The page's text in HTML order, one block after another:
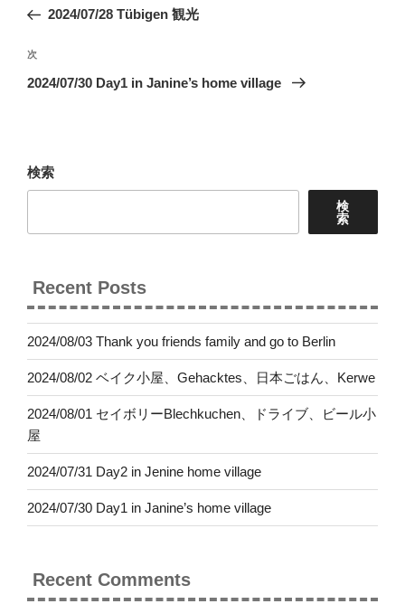
ナ
ビ
ゲ
ン
の
稿
2024/07/28 Tübigen 観光
次
の
次
2024/07/30 Day1 in Janine’s home village
検索
検
索
Recent Posts
2024/08/03 Thank you friends family and go to Berlin
2024/08/02 ベイク小屋、Gehacktes、日本ごはん、Kerwe
2024/08/01 セイボリーBlechkuchen、ドライブ、ビール小
屋
2024/07/31 Day2 in Jenine home village
2024/07/30 Day1 in Janine’s home village
Recent Comments